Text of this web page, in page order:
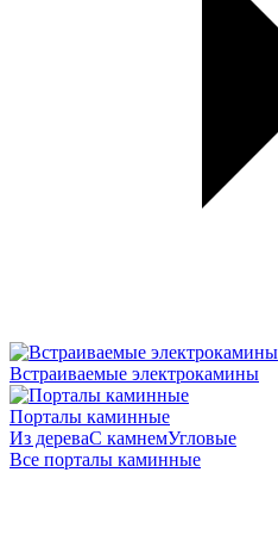
Встраиваемые электрокамины
Порталы каминные
Из дереваС камнемУгловые
Все порталы каминные